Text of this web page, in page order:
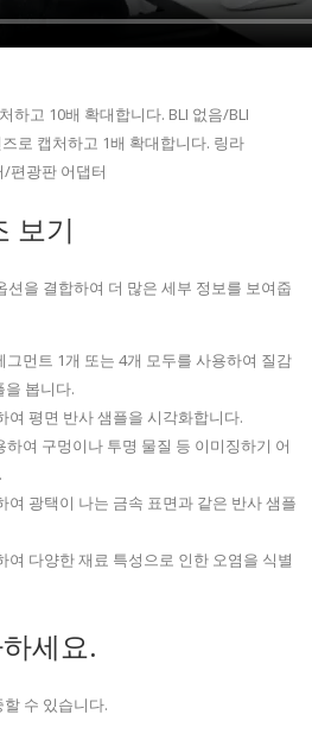
하고 10배 확대합니다. BLI 없음/BLI
로 캡처하고 1배 확대합니다. 링라
편광판 어댑터
보기
션을 결합하여 더 많은 세부 정보를 보여줍
그먼트 1개 또는 4개 모두를 사용하여 질감
을 봅니다.
여 평면 반사 샘플을 시각화합니다.
하여 구멍이나 투명 물질 등 이미징하기 어
여 광택이 나는 금속 표면과 같은 반사 샘플
여 다양한 재료 특성으로 인한 오염을 식별
세요.
수 있습니다.